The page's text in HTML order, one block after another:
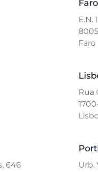
Faro
E.N.
Faro
Rua
646
Urb.